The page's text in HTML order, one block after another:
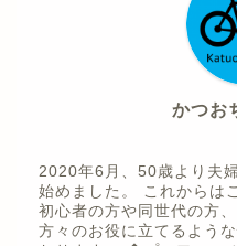
かつお
2020年6月、50歳より夫
始めました。 これからは
初心者の方や同世代の方
方々のお役に立てるよう